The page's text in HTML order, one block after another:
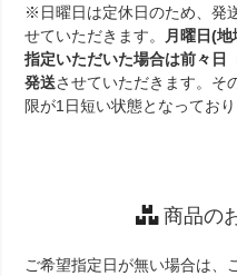
※日曜日は定休日のため、発
せていただきます。
月曜日(
指定いただいた場合は前々日
発送させていただきます。そ
限が1日短い状態となってお
商品の
ご希望指定日が無い場合は、